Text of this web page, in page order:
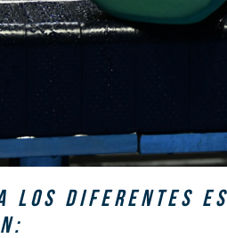
LOS DIFERENTES